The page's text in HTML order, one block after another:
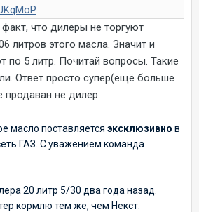
что дилеры не торгуют
литров этого масла. Значит и
по 5 литр. Почитай вопросы. Такие
Ответ просто супер(ещё больше
продаван не дилер:
масло поставляется эксклюзивно в
ГАЗ. С уважением команда
20 литр 5/30 два года назад.
кормлю тем же, чем Некст.